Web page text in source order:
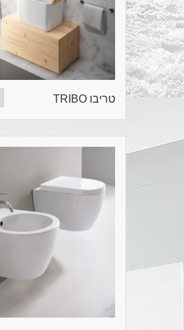
טריבו TRIBO